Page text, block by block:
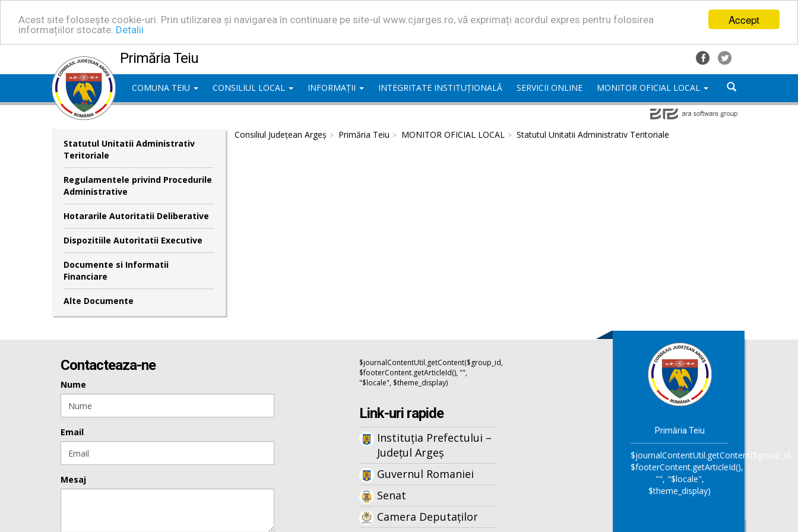
Accept
Acest site folosește cookie-uri. Prin utilizarea și navigarea în continuare pe site-ul www.cjarges.ro, vă exprimați acordul expres pentru folosirea
informațiilor stocate. Detalii
Primăria Teiu
COMUNA TEIU CONSILIUL LOCAL INFORMAȚII INTEGRITATE INSTITUȚIONALĂ SERVICII ONLINE MONITOR OFICIAL LOCAL
Statutul Unitatii Administrativ
Teritoriale
Regulamentele privind Procedurile
Administrative
Hotararile Autoritatii Deliberative
Dispozitiile Autoritatii Executive
Documente si Informatii
Financiare
Alte Documente
Consiliul Județean Argeș Primăria Teiu MONITOR OFICIAL LOCAL Statutul Unitatii Administrativ Teritoriale
Contacteaza-ne
Nume
Email
Mesaj
$journalContentUtil.getContent($group_id,
$footerContent.getArticleId(), "",
"$locale", $theme_display)
Link-uri rapide
Instituția Prefectului –
Județul Argeș
Guvernul Romaniei
Senat
Camera Deputaților
Primăria Teiu
$journalContentUtil.getContent($group_id,
$footerContent.getArticleId(),
"", "$locale",
$theme_display)